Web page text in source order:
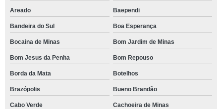
Areado Baependi
Bandeira do Sul Boa Esperança
Bocaina de Minas Bom Jardim de Minas
Bom Jesus da Penha Bom Repouso
Borda da Mata Botelhos
Brazópolis Bueno Brandão
Cabo Verde Cachoeira de Minas